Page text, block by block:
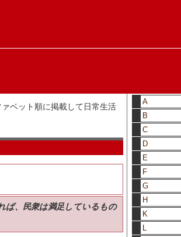
ベット順に掲載して日常生活
ば、民衆は満足しているもの
A
B
C
D
E
F
G
H
K
L